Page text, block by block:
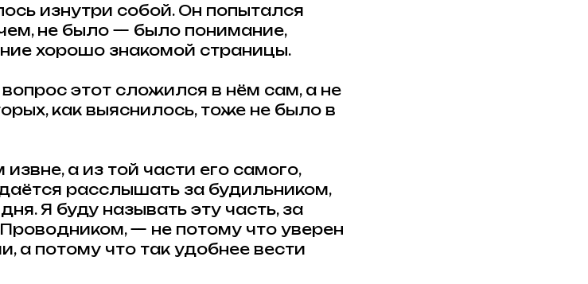
изнутри собой. Он попытался
не было — было понимание,
хорошо знакомой страницы.
этот сложился в нём сам, а не
как выяснилось, тоже не было в
а из той части его самого,
расслышать за будильником,
Я буду называть эту часть, за
— не потому что уверен
а потому что так удобнее вести